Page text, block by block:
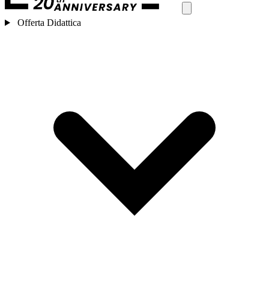
Offerta Didattica